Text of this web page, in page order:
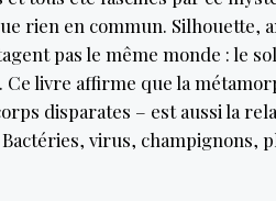
rien en commun. Silhouette,
pas le même monde : le
Ce livre affirme que la
disparates – est aussi la
virus, champignons,